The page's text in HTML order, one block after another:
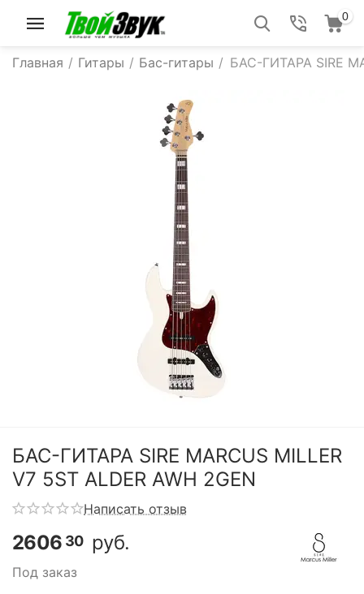
0
Главная / Гитары / Бас-гитары / БАС-ГИТАРА SIRE
БАС-ГИТАРА SIRE MARCUS MILLER
V7 5ST ALDER AWH 2GEN
Написать отзыв
2606 30 руб.
Под заказ